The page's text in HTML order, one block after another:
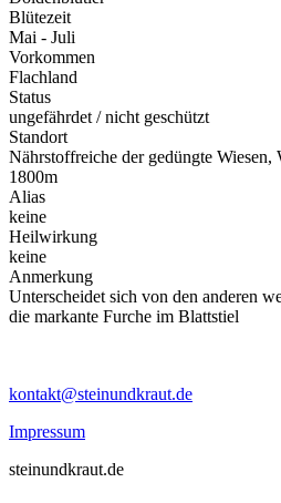
Blütezeit
Mai - Juli
Vorkommen
Flachland
Status
ungefährdet / nicht geschützt
Standort
Nährstoffreiche der gedüngte Wiesen,
1800m
Alias
keine
Heilwirkung
keine
Anmerkung
Unterscheidet sich von den anderen
die markante Furche im Blattstiel
kontakt@steinundkraut.de
Impressum
steinundkraut.de